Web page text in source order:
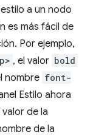
a un nodo
es más fácil de
Por ejemplo,
, el valor bold
nombre font-
Estilo ahora
de la
de la